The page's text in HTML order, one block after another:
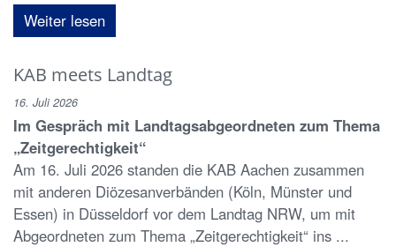
Weiter lesen
KAB meets Landtag
16. Juli 2026
Im Gespräch mit Landtagsabgeordneten zum Thema
„Zeitgerechtigkeit“
Am 16. Juli 2026 standen die KAB Aachen zusammen
mit anderen Diözesanverbänden (Köln, Münster und
Essen) in Düsseldorf vor dem Landtag NRW, um mit
Abgeordneten zum Thema „Zeitgerechtigkeit“ ins ...